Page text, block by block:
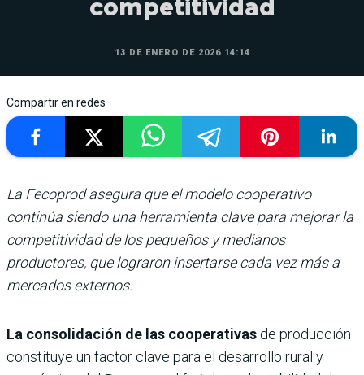
competitividad
13 DE ENERO DE 2026 14:14
Compartir en redes
La Fecoprod asegura que el modelo cooperativo
continúa siendo una herramienta clave para mejorar la
competitividad de los pequeños y medianos
productores, que lograron insertarse cada vez más a
mercados externos.
La consolidación de las cooperativas de producción
constituye un factor clave para el desarrollo rural y